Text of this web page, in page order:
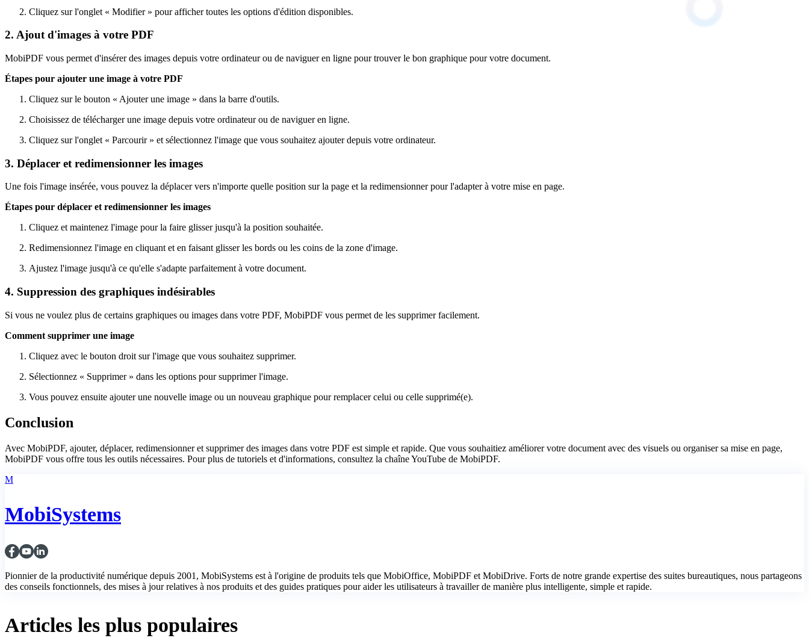
Cliquez sur l'onglet « Modifier » pour afficher toutes les options d'édition disponibles.
2. Ajout d'images à votre PDF
MobiPDF vous permet d'insérer des images depuis votre ordinateur ou de naviguer en ligne pour trouver le bon graphique pour votre document.
Étapes pour ajouter une image à votre PDF
Cliquez sur le bouton « Ajouter une image » dans la barre d'outils.
Choisissez de télécharger une image depuis votre ordinateur ou de naviguer en ligne.
Cliquez sur l'onglet « Parcourir » et sélectionnez l'image que vous souhaitez ajouter depuis votre ordinateur.
3. Déplacer et redimensionner les images
Une fois l'image insérée, vous pouvez la déplacer vers n'importe quelle position sur la page et la redimensionner pour l'adapter à votre mise en page.
Étapes pour déplacer et redimensionner les images
Cliquez et maintenez l'image pour la faire glisser jusqu'à la position souhaitée.
Redimensionnez l'image en cliquant et en faisant glisser les bords ou les coins de la zone d'image.
Ajustez l'image jusqu'à ce qu'elle s'adapte parfaitement à votre document.
4. Suppression des graphiques indésirables
Si vous ne voulez plus de certains graphiques ou images dans votre PDF, MobiPDF vous permet de les supprimer facilement.
Comment supprimer une image
Cliquez avec le bouton droit sur l'image que vous souhaitez supprimer.
Sélectionnez « Supprimer » dans les options pour supprimer l'image.
Vous pouvez ensuite ajouter une nouvelle image ou un nouveau graphique pour remplacer celui ou celle supprimé(e).
Conclusion
Avec MobiPDF, ajouter, déplacer, redimensionner et supprimer des images dans votre PDF est simple et rapide. Que vous souhaitiez améliorer votre document avec des visuels ou organiser sa mise en page,
MobiPDF vous offre tous les outils nécessaires. Pour plus de tutoriels et d'informations, consultez la chaîne YouTube de MobiPDF.
M
MobiSystems
Pionnier de la productivité numérique depuis 2001, MobiSystems est à l'origine de produits tels que MobiOffice, MobiPDF et MobiDrive. Forts de notre grande expertise des suites bureautiques, nous partageons
des conseils fonctionnels, des mises à jour relatives à nos produits et des guides pratiques pour aider les utilisateurs à travailler de manière plus intelligente, simple et rapide.
Articles les plus populaires